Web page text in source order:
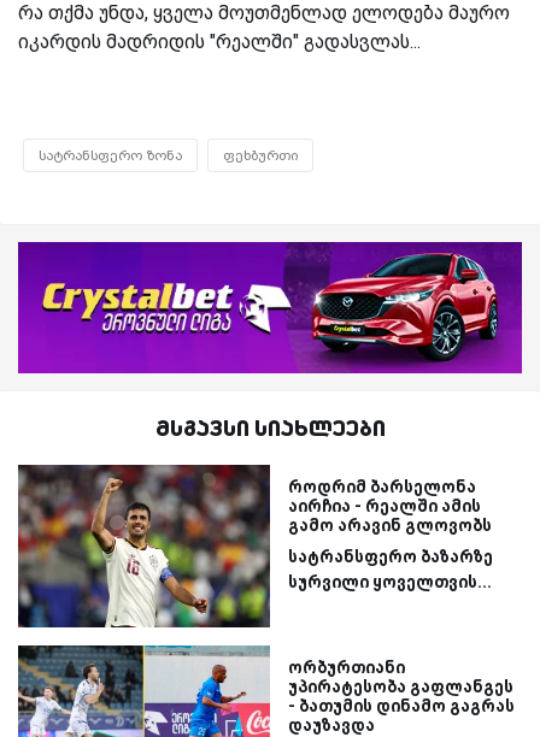
რა თქმა უნდა, ყველა მოუთმენლად ელოდება მაურო
იკარდის მადრიდის "რეალში" გადასვლას...
სატრანსფერო ზონა ფეხბურთი
მსგავსი სიახლეები
როდრიმ ბარსელონა
აირჩია - რეალში ამის
გამო არავინ გლოვობს
სატრანსფერო ბაზარზე
სურვილი ყოველთვის...
ორბურთიანი
უპირატესობა გაფლანგეს
- ბათუმის დინამო გაგრას
დაუზავდა